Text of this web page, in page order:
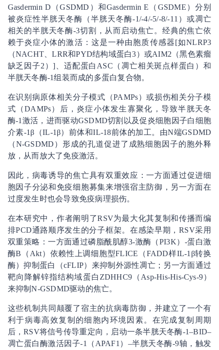
Gasdermin D（GSDMD）和Gasdermin E（GSDME）分别
被炎症性半胱天冬酶（半胱天冬酶-1/-4/-5/-8/-11）或凋亡
相关的半胱天冬酶-3切割，从而启动焦亡。经典的焦亡依
赖于炎症小体的激活：这是一种由胞质传感器[如NLRP3
（NACHT、LRR和PYD结构域蛋白3）或AIM2（黑色素瘤
缺乏因子2）]、适配蛋白ASC（凋亡相关斑点样蛋白）和
半胱天冬酶-1组装而成的多蛋白复合物。
在识别病原体相关分子模式（PAMPs）或损伤相关分子模
式（DAMPs）后，炎症小体发生寡聚化，导致半胱天冬
酶-1激活，进而驱动GSDMD切割以及促炎细胞因子白细胞
介素-1β（IL-1β）前体和IL-18前体的加工。由N端GSDMD
（N-GSDMD）形成的孔道促进了成熟细胞因子的胞外释
放，从而放大了免疫激活。
因此，病毒诱导的焦亡具有双重效应：一方面通过促进细
胞因子分泌和免疫细胞募集来增强宿主防御，另一方面在
过度发生时也会导致免疫病理损伤。
在本研究中，作者阐明了RSV为最大化其复制和传播而编
排PCD通路顺序发生的分子框架。在感染早期，RSV采用
双重策略：一方面通过磷脂酰肌醇3-激酶（PI3K）-蛋白激
酶B（Akt）依赖性上调细胞型FLICE（FADD样IL-1β转换
酶）抑制蛋白（cFLIP）来抑制外源性凋亡；另一方面通过
靶向降解锌指结构域蛋白ZDHHC9（Asp-His-His-Cys-9）
来抑制N-GSDMD驱动的焦亡。
这些机制共同颠覆了宿主的抗病毒防御，并建立了一个有
利于病毒高效复制的细胞内环境因素。在完成复制周期
后，RSV将信号传导重定向，启动一条半胱天冬酶-1–BID–
凋亡蛋白酶激活因子-1（APAF1）–半胱天冬酶-9轴，触发